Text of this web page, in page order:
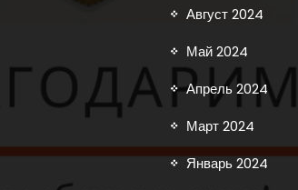
Август 2024
Май 2024
Апрель 2024
Март 2024
Январь 2024